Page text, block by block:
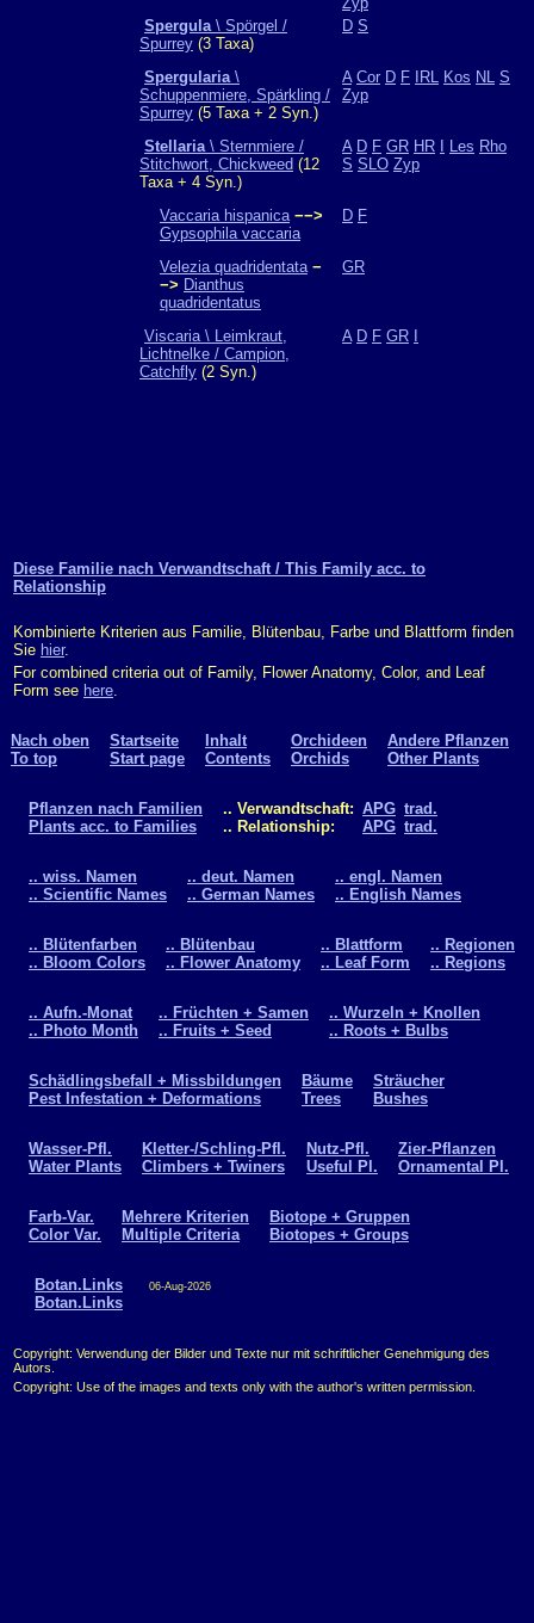
Spergula\ Spörgel /
Spurrey (3 Taxa)
D S
Spergularia\
Schuppenmiere, Spärkling /
Spurrey (5 Taxa + 2 Syn.)
A Cor D F IRL Kos NL S
Zyp
Stellaria\ Sternmiere /
Stitchwort, Chickweed (12
Taxa + 4 Syn.)
A D F GR HR Les Rho
S SLO Zyp
Vaccaria hispanica −−>
Gypsophila vaccaria
D F
Velezia quadridentata −
−> Dianthus
quadridentatus
GR
Viscaria \ Leimkraut,
Lichtnelke / Campion,
Catchfly (2 Syn.)
A D F GR
Diese Familie nach Verwandtschaft / This Family acc. to
Relationship
Kombinierte Kriterien aus Familie, Blütenbau, Farbe und Blattform finden
Sie hier.
For combined criteria out of Family, Flower Anatomy, Color, and Leaf
Form see here.
Nach oben
To top
Startseite
Start page
Inhalt
Contents
Orchideen
Orchids
Andere Pflanzen
Other Plants
Pflanzen nach Familien
Plants acc. to Families
.. Verwandtschaft:
.. Relationship:
APG
APG
trad.
trad.
.. wiss. Namen
.. Scientific Names
.. deut. Namen
.. German Names
.. engl. Namen
.. English Names
.. Blütenfarben
.. Bloom Colors
.. Blütenbau
.. Flower Anatomy
.. Blattform
.. Leaf Form
.. Regionen
.. Regions
.. Aufn.-Monat
.. Photo Month
.. Früchten + Samen
.. Fruits + Seed
.. Wurzeln + Knollen
.. Roots + Bulbs
Schädlingsbefall + Missbildungen
Pest Infestation + Deformations
Bäume
Trees
Sträucher
Bushes
Wasser-Pfl.
Water Plants
Kletter-/Schling-Pfl.
Climbers + Twiners
Nutz-Pfl.
Useful Pl.
Zier-Pflanzen
Ornamental Pl.
Farb-Var.
Color Var.
Mehrere Kriterien
Multiple Criteria
Biotope + Gruppen
Biotopes + Groups
Botan.Links
Botan.Links
06-Aug-2026
Copyright: Verwendung der Bilder und Texte nur mit schriftlicher Genehmigung des
Autors.
Copyright: Use of the images and texts only with the author's written permission.